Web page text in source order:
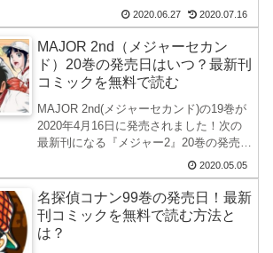
を調べてみました。コミックのレンタル
もおすすめです。見たい単行本だけ借り
る事ができるRenta!へアクセスして...
2020.06.27 2020.07.16
MAJOR 2nd（メジャーセカン
ド）20巻の発売日はいつ？最新刊
コミックを無料で読む
MAJOR 2nd(メジャーセカンド)の19巻が
2020年4月16日に発売されました！次の
最新刊になる『メジャー2』20巻の発売日
を調べてみました。コミックのレンタル
もおすすめです。見たい単行本だけ借り
る事ができるRenta!へアクセスして...
2020.05.05
名探偵コナン99巻の発売日！最新
刊コミックを無料で読む方法と
は？